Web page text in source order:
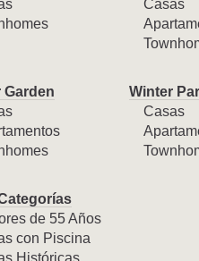
Casas
Garden
Winter
Casas
de 55 Años
con Piscina
Históricas